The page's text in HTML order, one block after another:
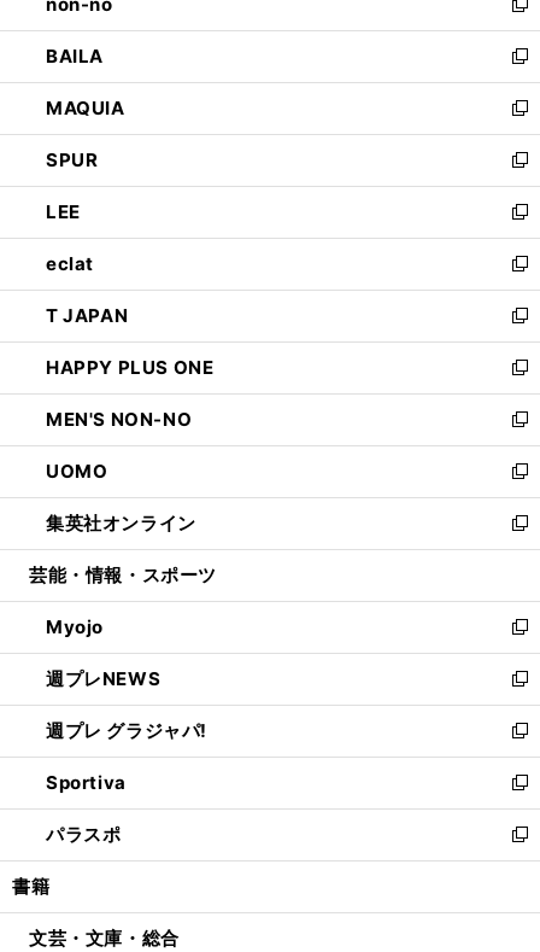
で
開
く
い
ウ
ィ
ン
ド
ウ
で
開
く
新
し
い
ウ
ィ
ン
ド
ウ
で
開
く
BAILA
新
し
い
ウ
ィ
ン
ド
ウ
で
開
く
MAQUIA
新
し
い
ウ
ィ
ン
ド
ウ
で
開
く
SPUR
新
し
い
ウ
ィ
ン
ド
ウ
で
開
く
LEE
新
し
い
ウ
ィ
ン
ド
ウ
で
開
く
eclat
新
し
い
ウ
ィ
ン
ド
ウ
で
開
く
T JAPAN
新
し
い
ウ
ィ
ン
ド
ウ
で
開
HAPPY PLUS ONE
新
し
い
ウ
ィ
ン
ド
ウ
開
く
MEN'S NON-NO
新
し
い
ウ
ィ
ン
ウ
で
開
く
UOMO
新
し
い
ウ
ン
ド
ウ
で
開
く
集英社オンライン
新
し
ウ
ィ
ン
ド
ウ
で
開
く
芸能・情報・スポーツ
Myojo
新
し
い
ウ
ィ
ン
ド
ウ
で
開
週プレNEWS
新
し
い
ウ
ィ
ン
ド
ウ
開
週プレ グラジャパ!
新
し
い
ウ
ィ
ン
ウ
Sportiva
新
し
い
ウ
ン
パラスポ
新
し
ウ
書籍
文芸・文庫・総合